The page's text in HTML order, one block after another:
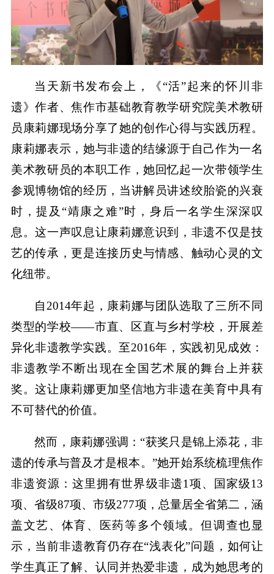
当天新书发布会上，《“活”起来的怀川非
遗》作者、焦作市基础教育教学研究院美术教研
员康莉娜现场分享了她的创作心得与实践历程。
康莉娜表示，她与非遗的结缘源于自己作为一名
美术教研员的本职工作，她回忆起一次带领学生
参观博物馆的经历，当讲解员讲述绞胎瓷的兴衰
时，提及“靖康之难”时，身后一名学生深深叹
息。这一声叹息让康莉娜意识到，非遗不仅是技
艺的传承，更是连接历史与情感、触动心灵的文
化纽带。
自2014年起，康莉娜与团队选取了三所不同
类型的学校——市直、区直与乡村学校，开展差
异化非遗教学实践。至2016年，实践初见成效：
非遗教学不断出现在全国艺术展的舞台上并获
奖。这让康莉娜更加坚信地方非遗在美育中具有
不可替代的价值。
然而，康莉娜强调：“获奖只是锦上添花，非
遗的传承与普及才是根本。”她开始系统梳理焦作
非遗资源：这里拥有世界级非遗1项、国家级13
项、省级87项、市级277项，总量居全省第二，涵
盖文艺、体育、医药等多个领域。但调查也显
示，当前非遗教育仍存在“浅表化”问题，如何让
学生真正了解、认同并热爱非遗，成为她思考的